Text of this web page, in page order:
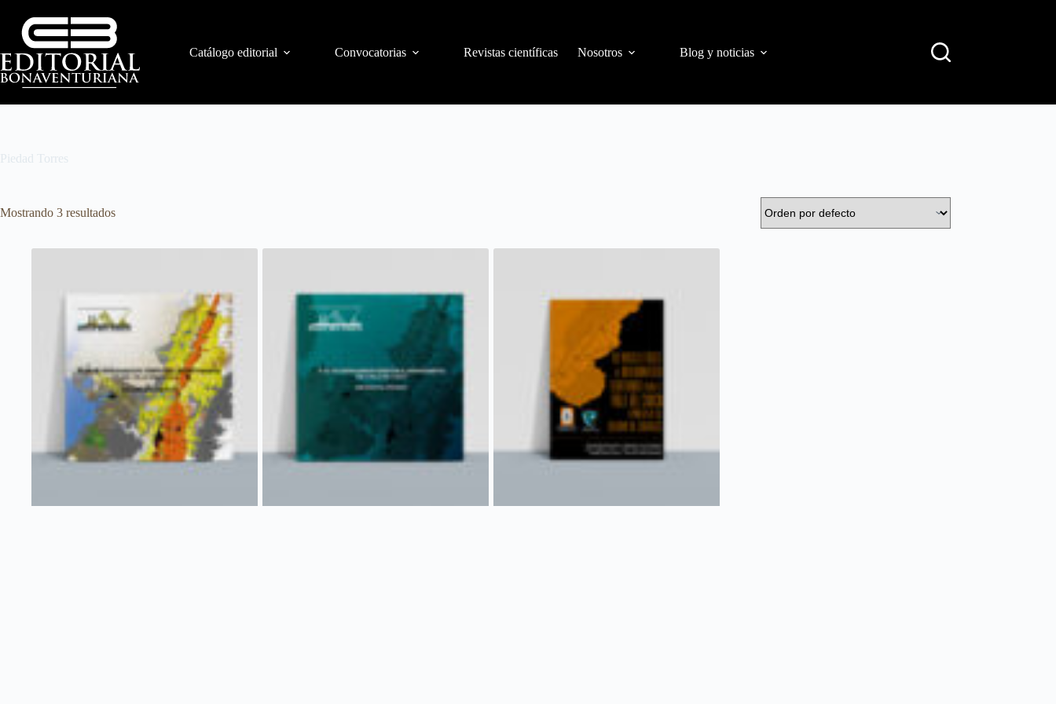
Catálogo editorial Convocatorias Revistas científicas Nosotros Blog y noticias
Piedad Torres
Mostrando 3 resultados